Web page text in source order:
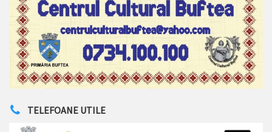
TELEFOANE UTILE